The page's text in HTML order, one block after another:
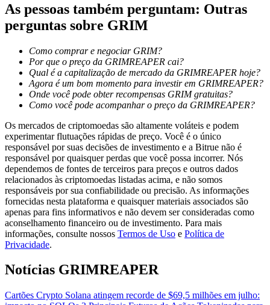
Análise de big data, incluindo informações comerciais, etc.
As pessoas também perguntam: Outras
perguntas sobre GRIM
Como comprar e negociar GRIM?
Por que o preço da GRIMREAPER cai?
Qual é a capitalização de mercado da GRIMREAPER hoje?
Agora é um bom momento para investir em GRIMREAPER?
Onde você pode obter recompensas GRIM gratuitas?
Como você pode acompanhar o preço da GRIMREAPER?
Os mercados de criptomoedas são altamente voláteis e podem
experimentar flutuações rápidas de preço. Você é o único
responsável por suas decisões de investimento e a Bitrue não é
responsável por quaisquer perdas que você possa incorrer. Nós
dependemos de fontes de terceiros para preços e outros dados
relacionados às criptomoedas listadas acima, e não somos
responsáveis por sua confiabilidade ou precisão. As informações
fornecidas nesta plataforma e quaisquer materiais associados são
apenas para fins informativos e não devem ser consideradas como
aconselhamento financeiro ou de investimento. Para mais
informações, consulte nossos Termos de Uso e Política de
Privacidade.
Notícias GRIMREAPER
Cartões Crypto Solana atingem recorde de $69,5 milhões em julho: